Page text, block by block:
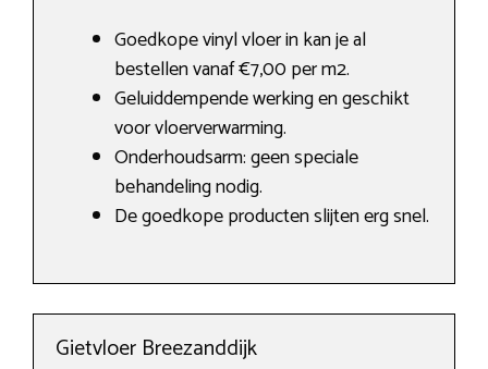
Goedkope vinyl vloer in kan je al
bestellen vanaf €7,00 per m2.
Geluiddempende werking en geschikt
voor vloerverwarming.
Onderhoudsarm: geen speciale
behandeling nodig.
De goedkope producten slijten erg snel.
Gietvloer Breezanddijk